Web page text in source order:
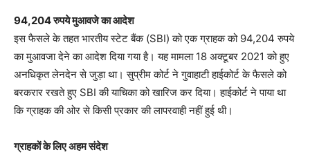
94,204 रुपये मुआवजे का आदेश
इस फैसले के तहत भारतीय स्टेट बैंक (SBI) को एक ग्राहक को 94,204 रुपये
का मुआवजा देने का आदेश दिया गया है। यह मामला 18 अक्टूबर 2021 को हुए
अनधिकृत लेनदेन से जुड़ा था। सुप्रीम कोर्ट ने गुवाहाटी हाईकोर्ट के फैसले को
बरकरार रखते हुए SBI की याचिका को खारिज कर दिया। हाईकोर्ट ने पाया था
कि ग्राहक की ओर से किसी प्रकार की लापरवाही नहीं हुई थी।
ग्राहकों के लिए अहम संदेश